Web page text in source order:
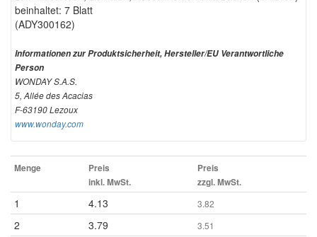
beinhaltet: 7 Blatt
(ADY300162)
Informationen zur Produktsicherheit, Hersteller/EU Verantwortliche
Person
WONDAY S.A.S.
5, Allée des Acacias
F-63190 Lezoux
www.wonday.com
Menge
Preis
inkl. MwSt.
Preis
zzgl. MwSt.
1 4.13 3.82
2 3.79 3.51